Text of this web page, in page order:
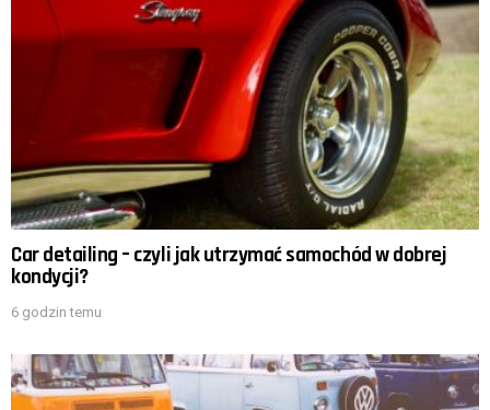
Car detailing – czyli jak utrzymać samochód w dobrej
kondycji?
6 godzin temu